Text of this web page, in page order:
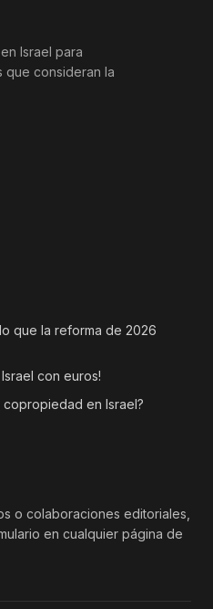
Israel para
que consideran la
que la reforma de 2026
con euros!
en Israel?
o colaboraciones editoriales,
en cualquier página de